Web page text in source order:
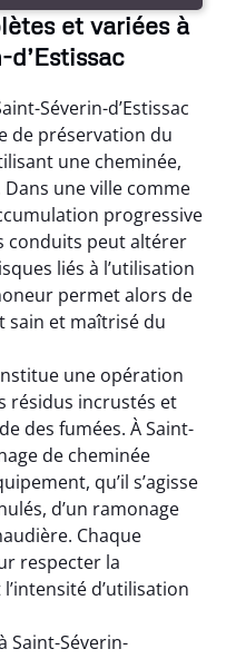
et variées à
Séverin-d’Estissac
de préservation du
une cheminée,
une ville comme
progressive
conduits peut altérer
liés à l’utilisation
permet alors de
et maîtrisé du
une opération
résidus incrustés et
des fumées. À Saint-
de cheminée
qu’il s’agisse
d’un ramonage
Chaque
respecter la
d’utilisation
Saint-Séverin-